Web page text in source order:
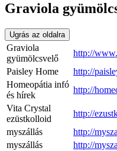
Graviola
Ugrás az oldalra
Graviola
gyümölcsvelő
http://
Paisley Home
http://
Homeopátia infó
és hírek
http://
Vita Crystal
ezüstkolloid
http://
myszállás
http://
myszállás
http://